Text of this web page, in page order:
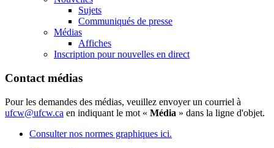
Sujets
Communiqués de presse
Médias
Affiches
Inscription pour nouvelles en direct
Contact médias
Pour les demandes des médias, veuillez envoyer un courriel à
ufcw@ufcw.ca en indiquant le mot « Média » dans la ligne d'objet.
Consulter nos normes graphiques ici.